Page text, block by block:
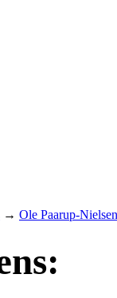
→ Ole Paarup-Nielsen